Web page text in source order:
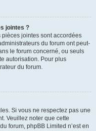
jointes ?
jointes sont accordées
du forum ont peut-
le forum concerné, ou seuls
autorisation. Pour plus
du forum.
Si vous ne respectez pas une
Veuillez noter que cette
forum, phpBB Limited n’est en